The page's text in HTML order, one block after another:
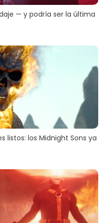
— y podría ser la última
listos: los Midnight Sons ya